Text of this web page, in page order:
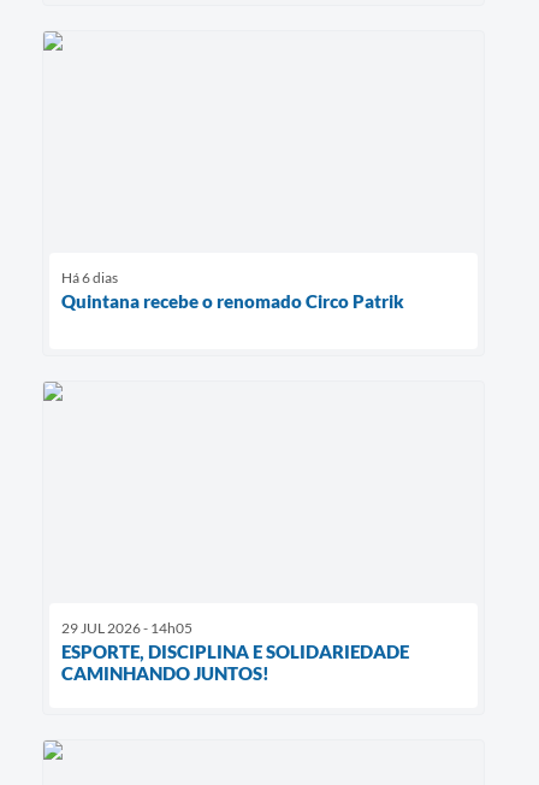
Há 6 dias
Quintana recebe o renomado Circo Patrik
29 JUL 2026 - 14h05
ESPORTE, DISCIPLINA E SOLIDARIEDADE
CAMINHANDO JUNTOS!